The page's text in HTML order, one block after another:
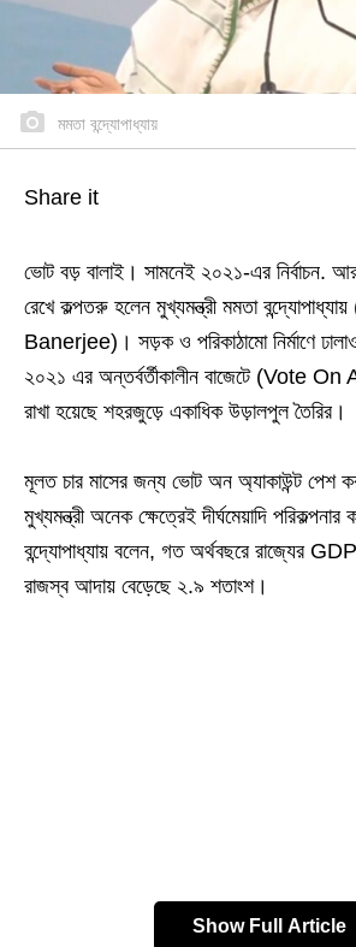
মমতা বন্দ্যোপাধ্যায়
Share it
ভোট বড় বালাই। সামনেই ২০২১-এর নির্বাচন. আর
রেখে কল্পতরু হলেন মুখ্যমন্ত্রী মমতা
Banerjee)। সড়ক ও পরিকাঠামো নির্মাণে
২০২১ এর অন্তর্বর্তীকালীন বাজেটে (Vote
রাখা হয়েছে শহরজুড়ে একাধিক উড়ালপুল তৈরির।
মূলত চার মাসের জন্য ভোট অন অ্যাকাউন্ট পেশ
মুখ্যমন্ত্রী অনেক ক্ষেত্রেই দীর্ঘমেয়াদি
বন্দ্যোপাধ্যায় বলেন, গত অর্থবছরে রাজ্যের
রাজস্ব আদায় বেড়েছে ২.৯ শতাংশ।
Show Full Article